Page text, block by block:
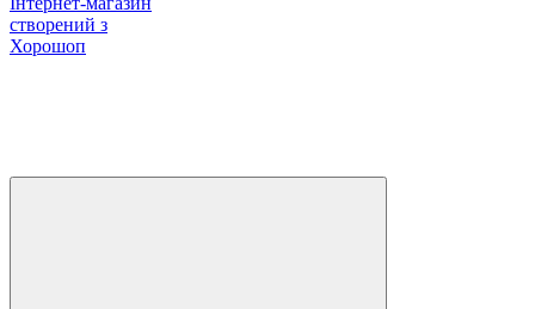
створений з
Хорошоп